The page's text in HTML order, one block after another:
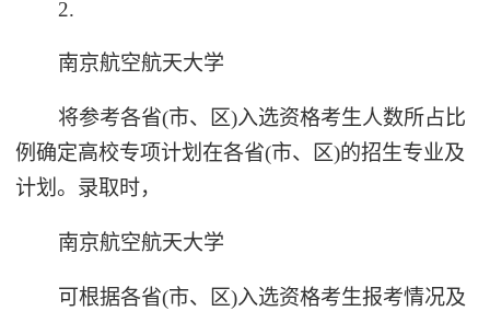
2.
南京航空航天大学
将参考各省(市、区)入选资格考生人数所占比
例确定高校专项计划在各省(市、区)的招生专业及
计划。录取时，
南京航空航天大学
可根据各省(市、区)入选资格考生报考情况及